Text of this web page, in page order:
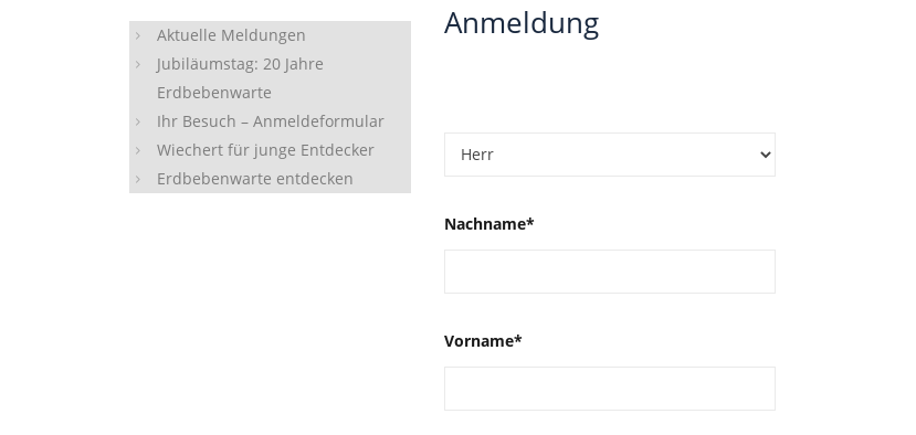
Aktuelle Meldungen
Jubiläumstag: 20 Jahre
Erdbebenwarte
Ihr Besuch – Anmeldeformular
Wiechert für junge Entdecker
Erdbebenwarte entdecken
Anmeldung
Nachname*
Vorname*